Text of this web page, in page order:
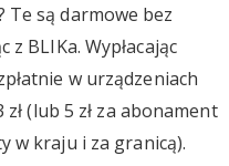
Te są darmowe bez
BLIKa. Wypłacając
w urządzeniach
zł (lub 5 zł za abonament
w kraju i za granicą).